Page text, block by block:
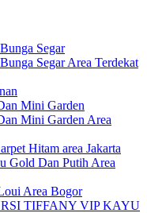
Segar
Segar Area Terdekat
Mini Garden
Mini Garden Area
Hitam area Jakarta
Gold Dan Putih Area
Area Bogor
TIFFANY VIP KAYU